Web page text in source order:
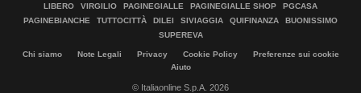
LIBERO VIRGILIO PAGINEGIALLE PAGINEGIALLE SHOP
PGCASA
PAGINEBIANCHE
TUTTOCITTÀ DILEI SIVIAGGIA QUIFINANZA
BUONISSIMO
SUPEREVA
Chi siamo Note Legali Privacy Cookie Policy
Preferenze sui cookie
Aiuto
© Italiaonline S.p.A. 2026